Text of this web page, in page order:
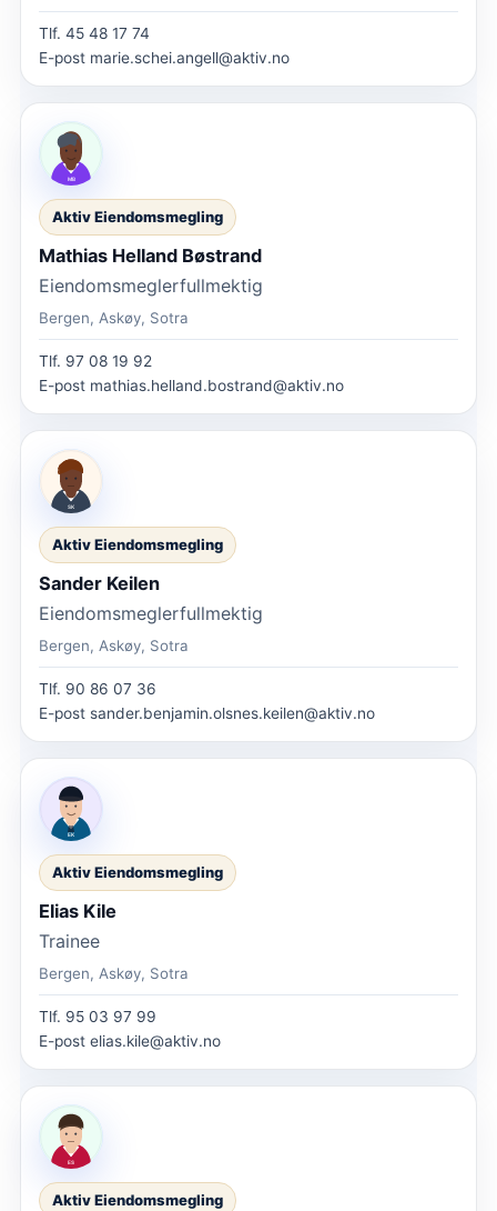
Tlf. 45 48 17 74
E-post marie.schei.angell@aktiv.no
Aktiv Eiendomsmegling
Mathias Helland Bøstrand
Eiendomsmeglerfullmektig
Bergen, Askøy, Sotra
Tlf. 97 08 19 92
E-post mathias.helland.bostrand@aktiv.no
Aktiv Eiendomsmegling
Sander Keilen
Eiendomsmeglerfullmektig
Bergen, Askøy, Sotra
Tlf. 90 86 07 36
E-post sander.benjamin.olsnes.keilen@aktiv.no
Aktiv Eiendomsmegling
Elias Kile
Trainee
Bergen, Askøy, Sotra
Tlf. 95 03 97 99
E-post elias.kile@aktiv.no
Aktiv Eiendomsmegling